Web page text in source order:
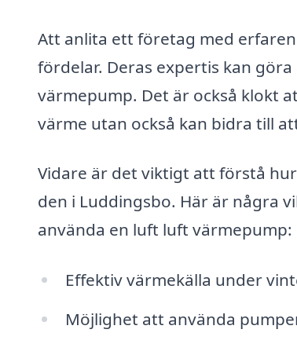
Att anlita ett företag med
fördelar. Deras expertis kan
värmepump. Det är också klokt
värme utan också kan bidra till
Vidare är det viktigt att förstå
den i Luddingsbo. Här är några
använda en luft luft värmepump:
Effektiv värmekälla under
Möjlighet att använda